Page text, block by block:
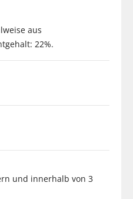
aus
22%.
und innerhalb von 3